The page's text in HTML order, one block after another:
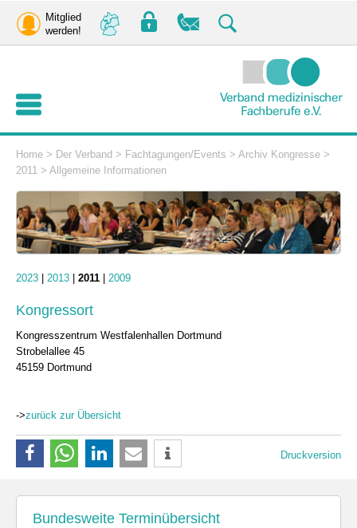
Mitglied
werden!
Home > Der Verband > Fachtagungen/Events > Archiv Kongresse >
2011 > Allgemeine Informationen
2023 2013 2011 2009
Kongressort
Kongresszentrum Westfalenhallen Dortmund
Strobelallee 45
45159 Dortmund
->zurück zur Übersicht
Druckversion
Bundesweite Terminübersicht